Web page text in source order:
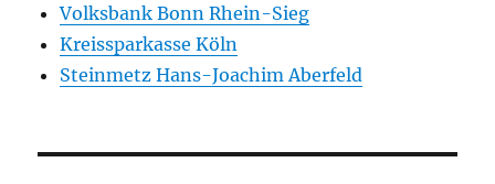
Volksbank Bonn Rhein-Sieg
Kreissparkasse Köln
Steinmetz Hans-Joachim Aberfeld